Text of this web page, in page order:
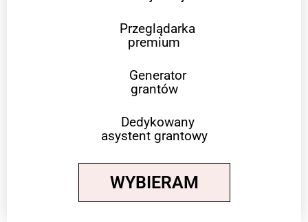
Przeglądarka
premium
Generator
grantów
Dedykowany
asystent grantowy
WYBIERAM